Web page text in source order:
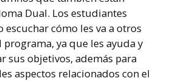
Dual. Los estudiantes
escuchar cómo les va a otros
programa, ya que les ayuda y
sus objetivos, además para
aspectos relacionados con el